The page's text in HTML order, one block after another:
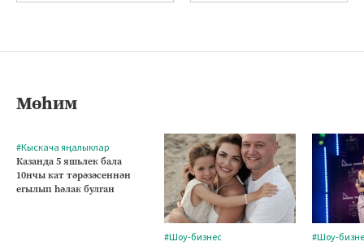
Мөһим
#Кыскача яңалыклар
Казанда 5 яшьлек бала
10нчы кат тәрәзәсеннән
егылып һәлак булган
#Шоу-бизнес #Шоу-